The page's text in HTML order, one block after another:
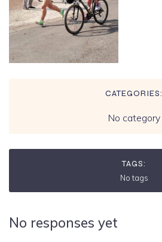
CATEGORIES:
No category
TAGS:
No tags
No responses yet